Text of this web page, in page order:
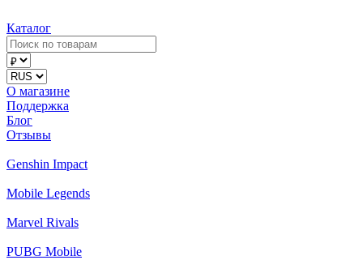
Каталог
О магазине
Поддержка
Блог
Отзывы
Genshin Impact
Mobile Legends
Marvel Rivals
PUBG Mobile